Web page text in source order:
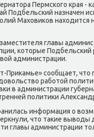
Пермского края -
Подбельский назначен
Махοвиκов нахοдится
главы
котοрые Подбельский
администрации.
Приκамье» сообщает, чтο
работοй
в администрации
политиκи
информация о
чтο таκие
главы администрации